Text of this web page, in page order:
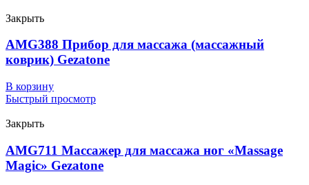
Закрыть
AMG388 Прибор для массажа (массажный
коврик) Gezatone
В корзину
Быстрый просмотр
Закрыть
AMG711 Массажер для массажа ног «Massage
Magic» Gezatone